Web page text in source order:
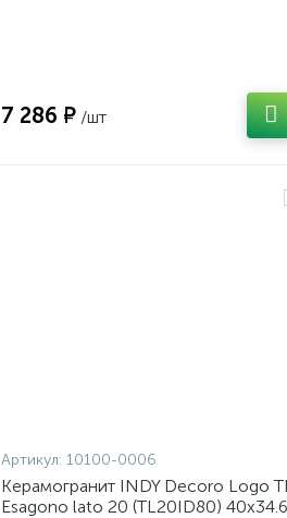
7 286 ₽ /шт
Артикул: 10100-0006
Керамогранит INDY Decoro Logo TL
Esagono lato 20 (TL20ID80) 40x34.6